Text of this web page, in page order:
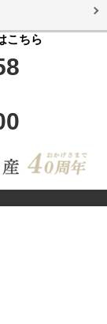
こちら